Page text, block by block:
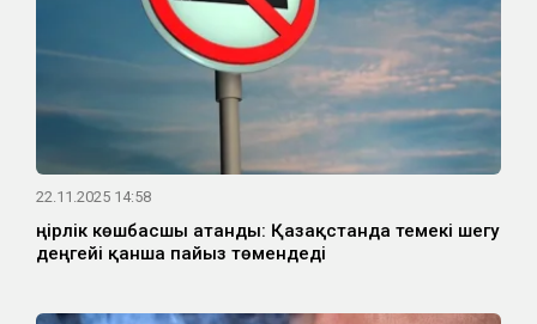
22.11.2025 14:58
Өңірлік көшбасшы атанды: Қазақстанда темекі шегу
деңгейі қанша пайыз төмендеді